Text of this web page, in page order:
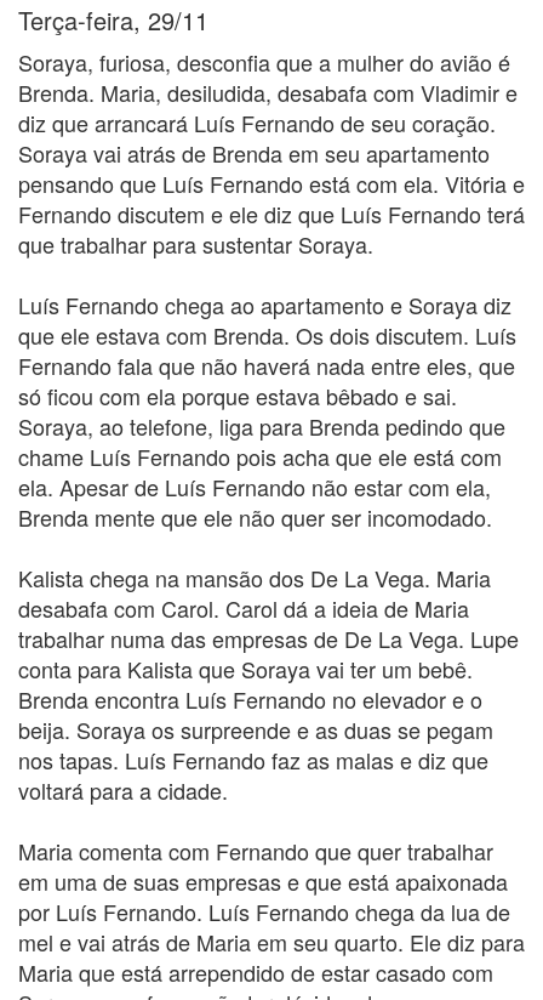
Terça-feira, 29/11
Soraya, furiosa, desconfia que a mulher do avião é
Brenda. Maria, desiludida, desabafa com Vladimir e
diz que arrancará Luís Fernando de seu coração.
Soraya vai atrás de Brenda em seu apartamento
pensando que Luís Fernando está com ela. Vitória e
Fernando discutem e ele diz que Luís Fernando terá
que trabalhar para sustentar Soraya.
Luís Fernando chega ao apartamento e Soraya diz
que ele estava com Brenda. Os dois discutem. Luís
Fernando fala que não haverá nada entre eles, que
só ficou com ela porque estava bêbado e sai.
Soraya, ao telefone, liga para Brenda pedindo que
chame Luís Fernando pois acha que ele está com
ela. Apesar de Luís Fernando não estar com ela,
Brenda mente que ele não quer ser incomodado.
Kalista chega na mansão dos De La Vega. Maria
desabafa com Carol. Carol dá a ideia de Maria
trabalhar numa das empresas de De La Vega. Lupe
conta para Kalista que Soraya vai ter um bebê.
Brenda encontra Luís Fernando no elevador e o
beija. Soraya os surpreende e as duas se pegam
nos tapas. Luís Fernando faz as malas e diz que
voltará para a cidade.
Maria comenta com Fernando que quer trabalhar
em uma de suas empresas e que está apaixonada
por Luís Fernando. Luís Fernando chega da lua de
mel e vai atrás de Maria em seu quarto. Ele diz para
Maria que está arrependido de estar casado com